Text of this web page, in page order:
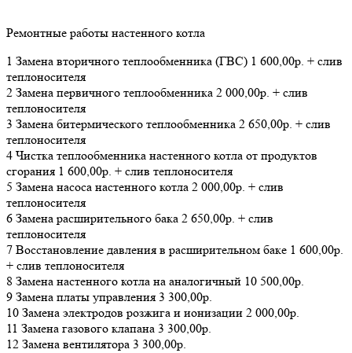
Ремонтные работы настенного котла
1 Замена вторичного теплообменника (ГВС) 1 600,00р. + слив
теплоносителя
2 Замена первичного теплообменника 2 000,00р. + слив
теплоносителя
3 Замена битермического теплообменника 2 650,00р. + слив
теплоносителя
4 Чистка теплообменника настенного котла от продуктов
сгорания 1 600,00р. + слив теплоносителя
5 Замена насоса настенного котла 2 000,00р. + слив
теплоносителя
6 Замена расширительного бака 2 650,00р. + слив
теплоносителя
7 Восстановление давления в расширительном баке 1 600,00р.
+ слив теплоносителя
8 Замена настенного котла на аналогичный 10 500,00р.
9 Замена платы управления 3 300,00р.
10 Замена электродов розжига и ионизации 2 000,00р.
11 Замена газового клапана 3 300,00р.
12 Замена вентилятора 3 300,00р.